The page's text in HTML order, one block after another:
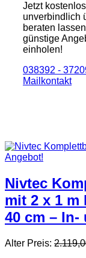
Jetzt
unverbindlich
beraten
günstige
einholen!
038392 -
Mailkontakt
Angebot!
Nivtec
mit 2 x 1 m
40 cm –
Alter Preis: